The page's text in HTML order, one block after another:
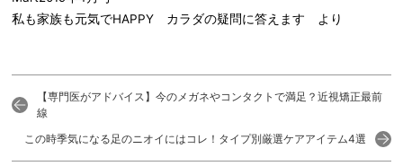
私も家族も元気でHAPPY カラダの疑問に答えます より
【専門医がアドバイス】今のメガネやコンタクトで満足？近視矯正最前
線
この時季気になる足のニオイにはコレ！タイプ別厳選ケアアイテム4選